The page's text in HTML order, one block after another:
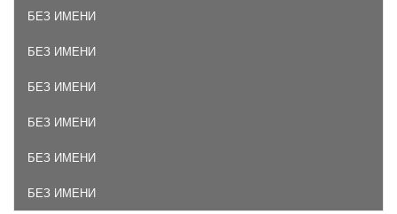
БЕЗ ИМЕНИ
БЕЗ ИМЕНИ
БЕЗ ИМЕНИ
БЕЗ ИМЕНИ
БЕЗ ИМЕНИ
БЕЗ ИМЕНИ